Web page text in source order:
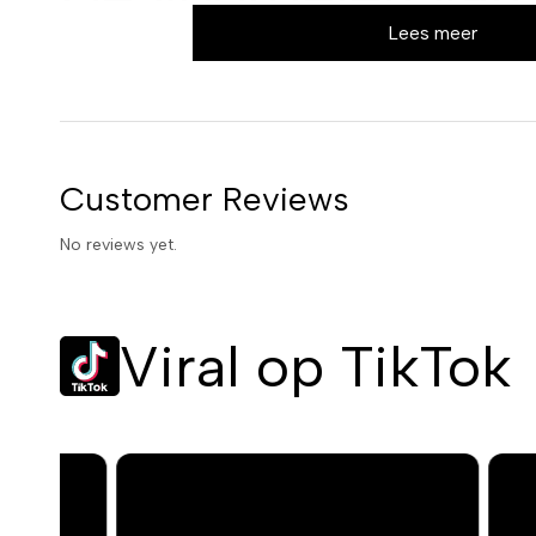
gezuiverde huid
laat je huid zijdezacht achter. Met 150 ml heb je bovendien
verwenmomenten.
have is
Revitaliseert de huid: Geeft je teint een frisse, gezonde
Lees meer
Customer Reviews
No reviews yet.
Viral op TikTok